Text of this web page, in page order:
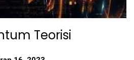
Teorisi